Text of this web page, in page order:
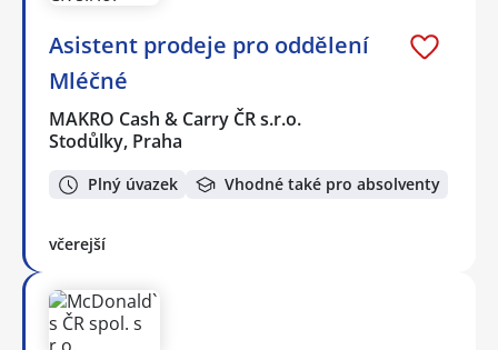
Asistent prodeje pro oddělení
Mléčné
MAKRO Cash & Carry ČR s.r.o.
Stodůlky, Praha
Plný úvazek Vhodné také pro absolventy
včerejší